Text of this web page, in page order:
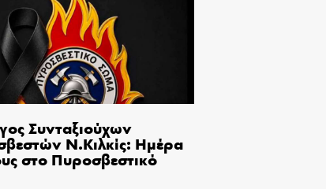
Συνταξιούχων
Ν.Κιλκίς: Ημέρα
στο Πυροσβεστικό